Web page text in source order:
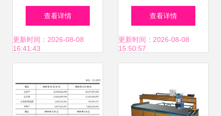
金机械加工厂 玻璃
机械产品与仪器销
查看详情
更新时间：2026-08-08
16:41:43
红胶头 实验室耐酸
碱玻璃仪器的必备
查看详情
更新时间：2026-08-08
15:50:57